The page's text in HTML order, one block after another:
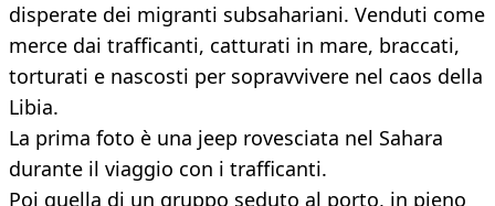
disperate dei migranti subsahariani. Venduti come
merce dai trafficanti, catturati in mare, braccati,
torturati e nascosti per sopravvivere nel caos della
Libia.
La prima foto è una jeep rovesciata nel Sahara
durante il viaggio con i trafficanti.
Poi quella di un gruppo seduto al porto, in pieno